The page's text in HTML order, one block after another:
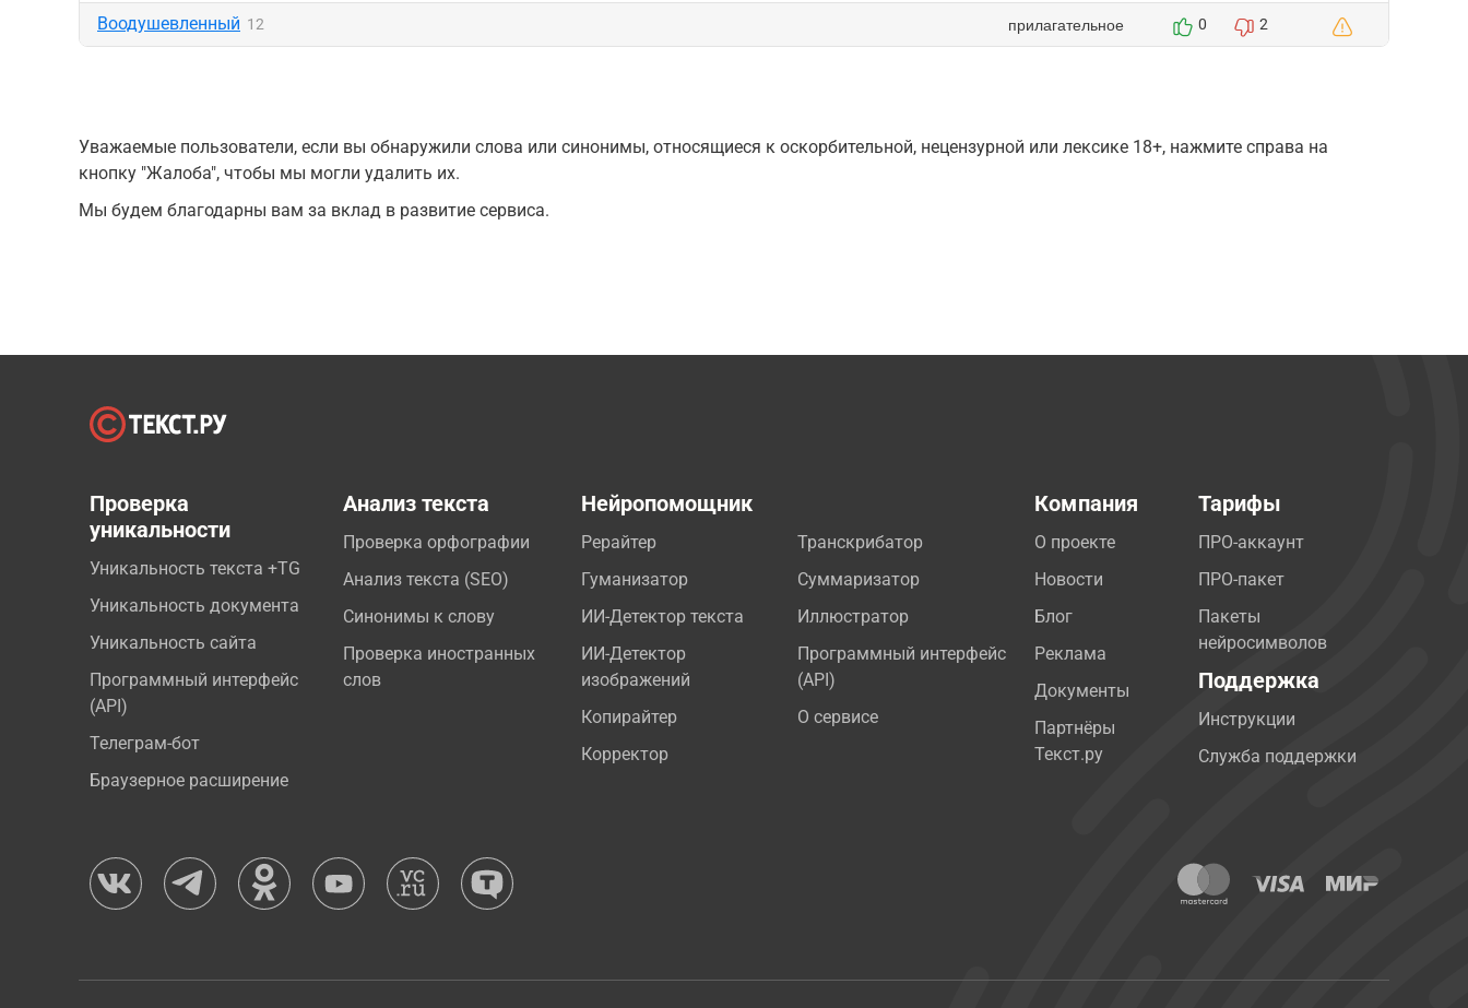
Воодушевленный 12 прилагательное 0 2
Уважаемые пользователи, если вы обнаружили слова или синонимы, относящиеся к оскорбительной, нецензурной или лексике 18+, нажмите справа на
кнопку "Жалоба", чтобы мы могли удалить их.
Мы будем благодарны вам за вклад в развитие сервиса.
Проверка
уникальности
Уникальность текста +TG
Уникальность документа
Уникальность сайта
Программный интерфейс
(API)
Телеграм-бот
Браузерное расширение
Анализ текста
Проверка орфографии
Анализ текста (SEO)
Синонимы к слову
Проверка иностранных
слов
Нейропомощник
Рерайтер
Гуманизатор
ИИ-Детектор текста
ИИ-Детектор
изображений
Копирайтер
Корректор
Транскрибатор
Суммаризатор
Иллюстратор
Программный интерфейс
(API)
О сервисе
Компания
О проекте
Новости
Блог
Реклама
Документы
Партнёры
Текст.ру
Тарифы
ПРО-аккаунт
ПРО-пакет
Пакеты
нейросимволов
Поддержка
Инструкции
Служба поддержки